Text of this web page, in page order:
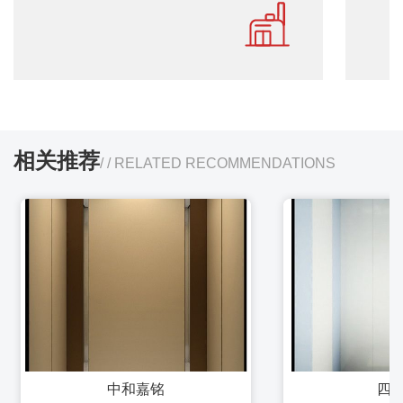
相关推荐/ / RELATED RECOMMENDATIONS
中和嘉铭 四